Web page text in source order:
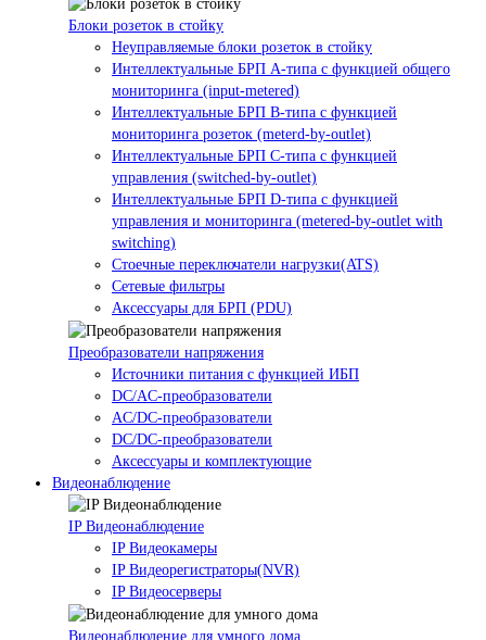
Блоки розеток в стойку
Неуправляемые блоки розеток в стойку
Интеллектуальные БРП А-типа с функцией общего
мониторинга (input-metered)
Интеллектуальные БРП B-типа с функцией
мониторинга розеток (meterd-by-outlet)
Интеллектуальные БРП C-типа с функцией
управления (switched-by-outlet)
Интеллектуальные БРП D-типа с функцией
управления и мониторинга (metered-by-outlet with
switching)
Стоечные переключатели нагрузки(ATS)
Сетевые фильтры
Аксессуары для БРП (PDU)
Преобразователи напряжения
Источники питания c функцией ИБП
DC/AC-преобразователи
AC/DC-преобразователи
DC/DC-преобразователи
Аксессуары и комплектующие
Видеонаблюдение
IP Видеонаблюдение
IP Видеокамеры
IP Видеорегистраторы(NVR)
IP Видеосерверы
Видеонаблюдение для умного дома